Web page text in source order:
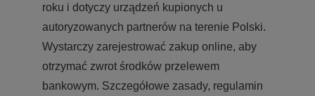
roku i dotyczy urządzeń kupionych u
autoryzowanych partnerów na terenie Polski.
Wystarczy zarejestrować zakup online, aby
otrzymać zwrot środków przelewem
bankowym. Szczegółowe zasady, regulamin